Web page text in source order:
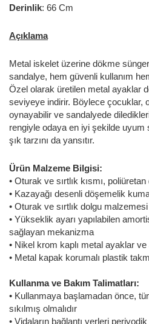
Derinlik: 66 Cm
Açıklama
Metal iskelet üzerine dökme
sandalye, hem güvenli kullanım
Özel olarak üretilen metal ayaklar
seviyeye indirir. Böylece çocuklar,
oynayabilir ve sandalyede
rengiyle odaya en iyi şekilde uyum
şık tarzını da yansıtır.
Ürün Malzeme Bilgisi:
• Oturak ve sırtlık kısmı,
• Kazayağı desenli döşemelik
• Oturak ve sırtlık dolgu
• Yükseklik ayarı yapılabilen
sağlayan mekanizma
• Nikel krom kaplı metal ayaklar
• Metal kapak korumalı plastik
Kullanma ve Bakım Talimatları:
• Kullanmaya başlamadan önce,
sıkılmış olmalıdır
• Vidaların bağlantı yerleri